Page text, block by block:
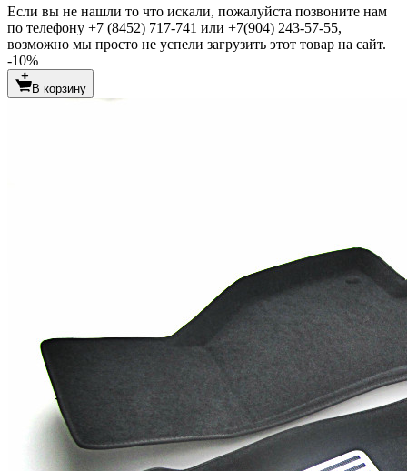
Если вы не нашли то что искали, пожалуйста позвоните нам
по телефону +7 (8452) 717-741 или +7(904) 243-57-55,
возможно мы просто не успели загрузить этот товар на сайт.
-10%
В корзину